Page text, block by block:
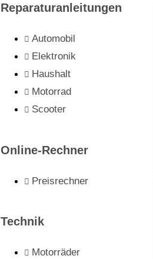
Reparaturanleitungen
Automobil
Elektronik
Haushalt
Motorrad
Scooter
Online-Rechner
Preisrechner
Technik
Motorräder